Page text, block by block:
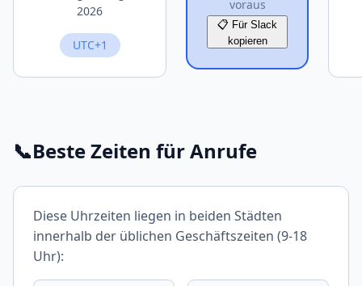
2026
UTC+1
voraus
📋 Für Slack
kopieren
📞Beste Zeiten für Anrufe
Diese Uhrzeiten liegen in beiden Städten
innerhalb der üblichen Geschäftszeiten (9-18
Uhr):